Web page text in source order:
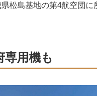
松島基地の第4航空団に
専用機も